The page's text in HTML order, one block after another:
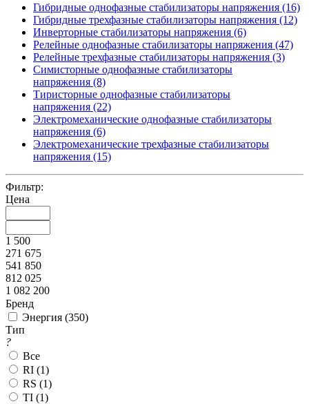
Гибридные однофазные стабилизаторы напряжения (16)
Гибридные трехфазные стабилизаторы напряжения (12)
Инверторные стабилизаторы напряжения (6)
Релейные однофазные стабилизаторы напряжения (47)
Релейные трехфазные стабилизаторы напряжения (3)
Симисторные однофазные стабилизаторы
напряжения (8)
Тиристорные однофазные стабилизаторы
напряжения (22)
Электромеханические однофазные стабилизаторы
напряжения (6)
Электромеханические трехфазные стабилизаторы
напряжения (15)
Фильтр:
Цена
1 500
271 675
541 850
812 025
1 082 200
Бренд
Энергия (350)
Тип
?
Все
RI (1)
RS (1)
TI (1)